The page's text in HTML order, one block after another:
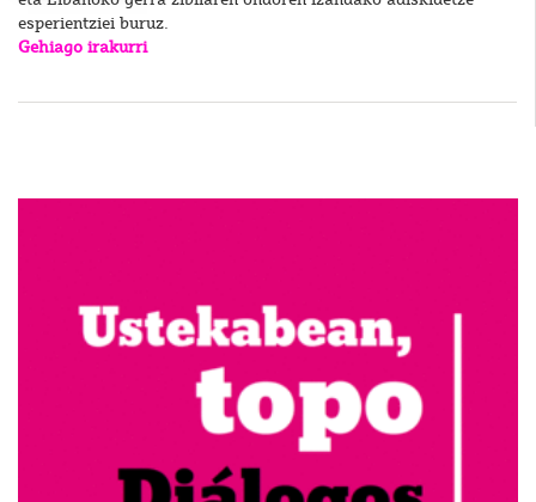
esperientziei buruz.
Gehiago irakurri